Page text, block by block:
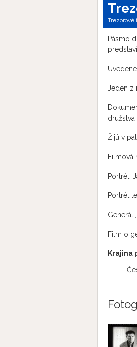
Trezorové
Pásmo
Jeden z
družstva
Žijú v
Filmová
Portrét.
Portrét
Film o
Krajina